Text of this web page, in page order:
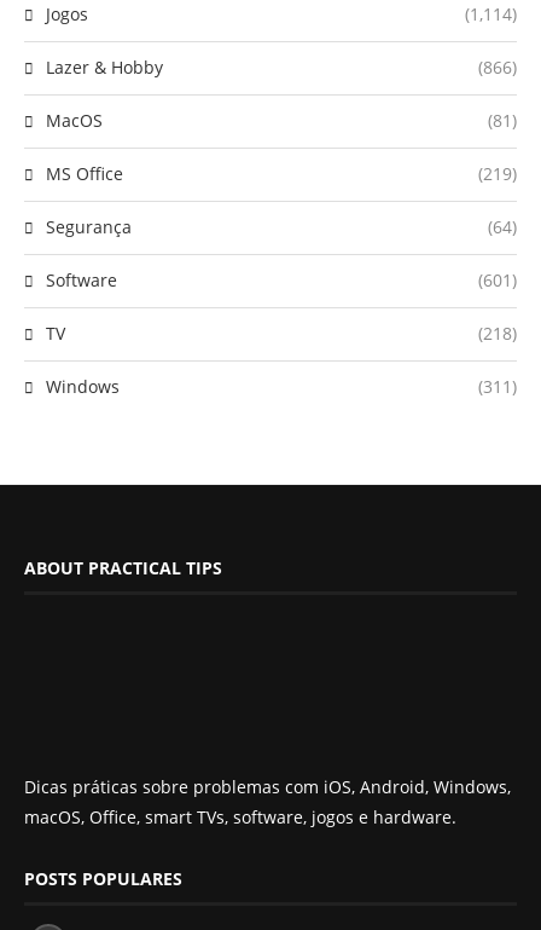
Jogos (1,114)
Lazer & Hobby (866)
MacOS (81)
MS Office (219)
Segurança (64)
Software (601)
TV (218)
Windows (311)
ABOUT PRACTICAL TIPS
Dicas práticas sobre problemas com iOS, Android, Windows,
macOS, Office, smart TVs, software, jogos e hardware.
POSTS POPULARES